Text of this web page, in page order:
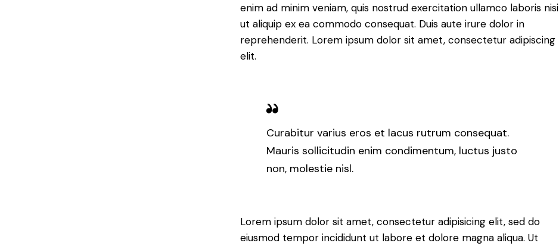
enim ad minim veniam, quis nostrud exercitation ullamco laboris nisi
ut aliquip ex ea commodo consequat. Duis aute irure dolor in
reprehenderit. Lorem ipsum dolor sit amet, consectetur adipiscing
elit.
Curabitur varius eros et lacus rutrum consequat.
Mauris sollicitudin enim condimentum, luctus justo
non, molestie nisl.
Lorem ipsum dolor sit amet, consectetur adipisicing elit, sed do
eiusmod tempor incididunt ut labore et dolore magna aliqua. Ut